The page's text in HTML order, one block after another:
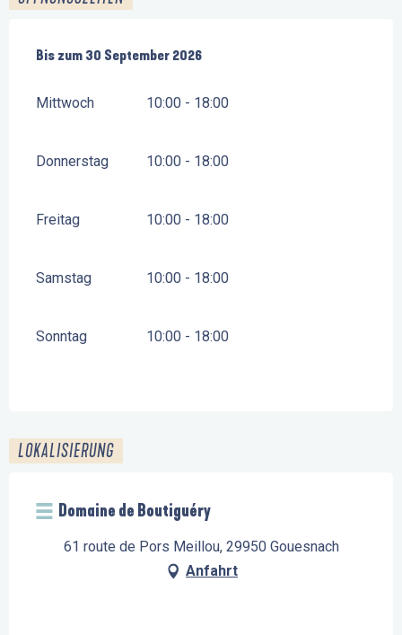
vom1 Juni 2026bis zum30 September 2026
Bis zum 30 September 2026
Mittwoch 10:00 - 18:00
Donnerstag 10:00 - 18:00
Freitag 10:00 - 18:00
Samstag 10:00 - 18:00
Sonntag 10:00 - 18:00
LOKALISIERUNG
Domaine de Boutiguéry
61 route de Pors Meillou, 29950 Gouesnach
Anfahrt